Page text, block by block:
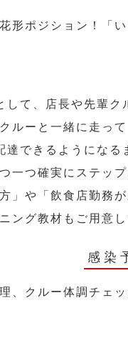
形ポジション！「
て、店長や先輩ク
ルーと一緒に走っ
できるようになる
一つ確実にステッ
」や「飲食店勤務
ング教材もご用意し
感染
、クルー体調チェ